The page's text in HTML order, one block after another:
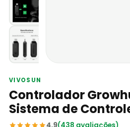
VIVOSUN
Controlador
Sistema de
4,9(438 avaliações)